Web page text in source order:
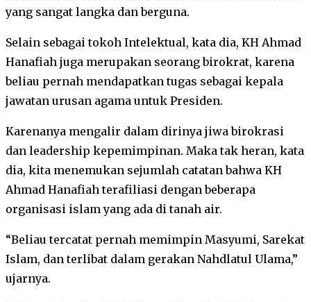
yang sangat langka dan berguna.
Selain sebagai tokoh Intelektual, kata dia, KH Ahmad
Hanafiah juga merupakan seorang birokrat, karena
beliau pernah mendapatkan tugas sebagai kepala
jawatan urusan agama untuk Presiden.
Karenanya mengalir dalam dirinya jiwa birokrasi
dan leadership kepemimpinan. Maka tak heran, kata
dia, kita menemukan sejumlah catatan bahwa KH
Ahmad Hanafiah terafiliasi dengan beberapa
organisasi islam yang ada di tanah air.
“Beliau tercatat pernah memimpin Masyumi, Sarekat
Islam, dan terlibat dalam gerakan Nahdlatul Ulama,”
ujarnya.